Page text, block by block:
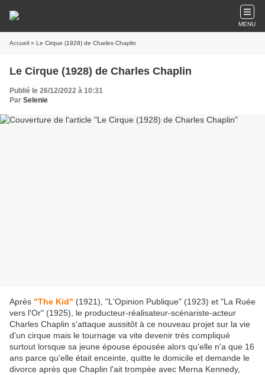
MENU
Accueil » Le Cirque (1928) de Charles Chaplin
Le Cirque (1928) de Charles Chaplin
Publié le 26/12/2022 à 10:31
Par Selenie
Après "The Kid" (1921), "L'Opinion Publique" (1923) et "La Ruée
vers l'Or" (1925), le producteur-réalisateur-scénariste-acteur
Charles Chaplin s'attaque aussitôt à ce nouveau projet sur la vie
d'un cirque mais le tournage va vite devenir très compliqué
surtout lorsque sa jeune épouse épousée alors qu'elle n'a que 16
ans parce qu'elle était enceinte, quitte le domicile et demande le
divorce après que Chaplin l'ait trompée avec Merna Kennedy,